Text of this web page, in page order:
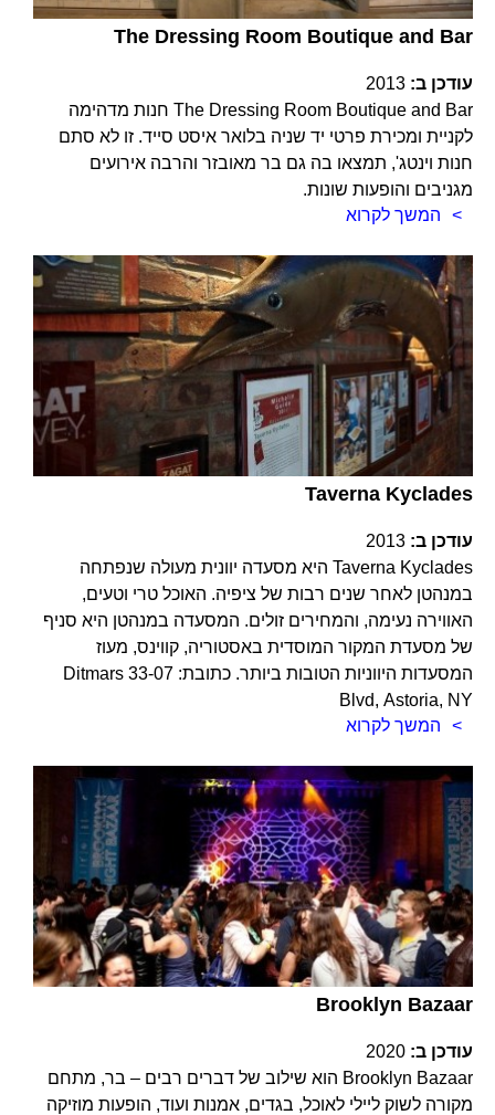
The Dressing Room Boutique and Bar
עודכן ב: 2013
The Dressing Room Boutique and Bar חנות מדהימה
לקניית ומכירת פרטי יד שניה בלואר איסט סייד. זו לא סתם
חנות וינטג', תמצאו בה גם בר מאובזר והרבה אירועים
מגניבים והופעות שונות.
המשך לקרוא
Taverna Kyclades
עודכן ב: 2013
Taverna Kyclades היא מסעדה יוונית מעולה שנפתחה
במנהטן לאחר שנים רבות של ציפיה. האוכל טרי וטעים,
האווירה נעימה, והמחירים זולים. המסעדה במנהטן היא סניף
של מסעדת המקור המוסדית באסטוריה, קווינס, מעוז
המסעדות היווניות הטובות ביותר. כתובת: 33-07 Ditmars
Blvd, Astoria, NY
המשך לקרוא
Brooklyn Bazaar
עודכן ב: 2020
Brooklyn Bazaar הוא שילוב של דברים רבים – בר, מתחם
מקורה לשוק ליילי לאוכל, בגדים, אמנות ועוד, הופעות מוזיקה